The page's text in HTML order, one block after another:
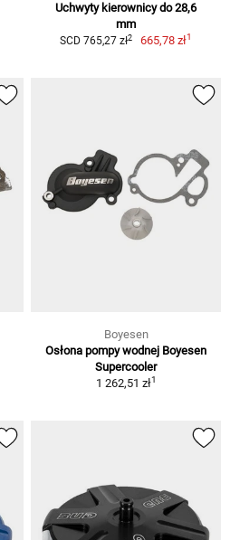
Uchwyty kierownicy do 28,6
mm
SCD 765,27 zł2 665,78 zł1
Boyesen
Osłona pompy wodnej Boyesen
Supercooler
1 262,51 zł1